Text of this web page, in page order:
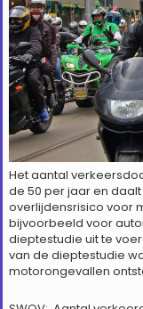
Het aantal
de 50 per jaar en
overlijdensrisico voor
bijvoorbeeld voor
dieptestudie uit te
van de dieptestudie
motorongevallen